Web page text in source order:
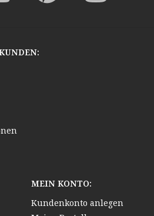
MEIN KONTO:
Kundenkonto anlegen